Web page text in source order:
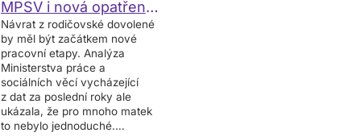
MPSV i nová opatření
pro rodiče
Návrat z rodičovské dovolené
by měl být začátkem nové
pracovní etapy. Analýza
Ministerstva práce a
sociálních věcí vycházející
z dat za poslední roky ale
ukázala, že pro mnoho matek
to nebylo jednoduché.